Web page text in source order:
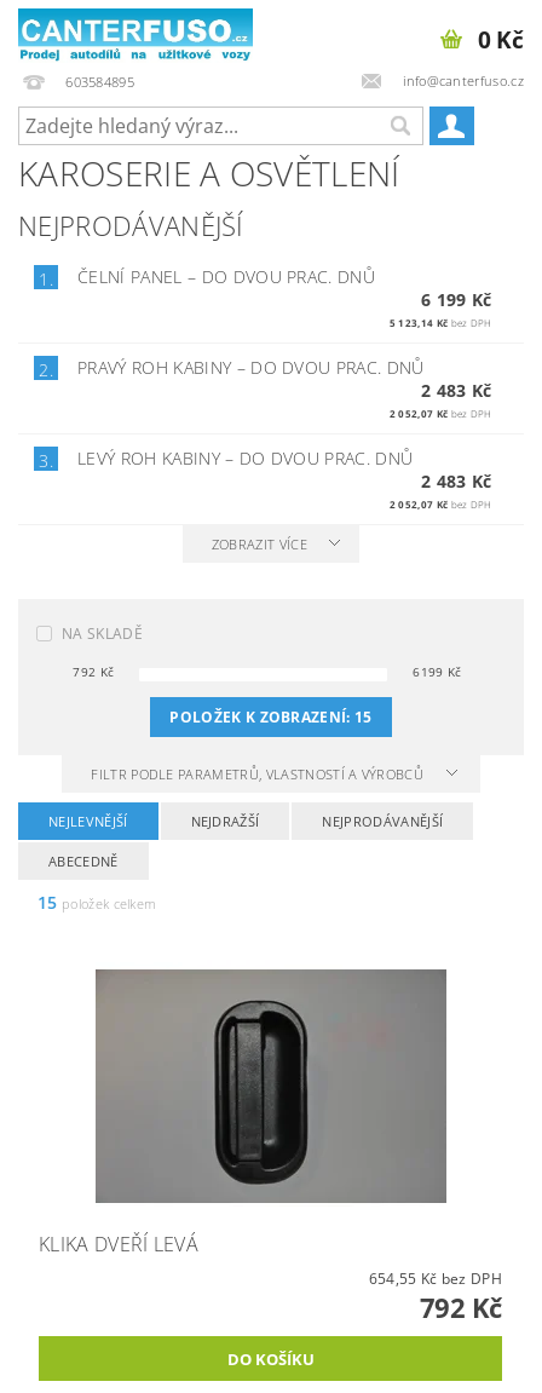
603584895 info@canterfuso.cz
0 Kč
KAROSERIE A OSVĚTLENÍ
NEJPRODÁVANĚJŠÍ
1. ČELNÍ PANEL – DO DVOU PRAC. DNŮ
6 199 Kč
5 123,14 Kč bez DPH
2. PRAVÝ ROH KABINY – DO DVOU PRAC. DNŮ
2 483 Kč
2 052,07 Kč bez DPH
3. LEVÝ ROH KABINY– DO DVOU PRAC. DNŮ
2 483 Kč
2 052,07 Kč bez DPH
ZOBRAZIT VÍCE
NA SKLADĚ
792 Kč 6199 Kč
POLOŽEK K ZOBRAZENÍ: 15
FILTR PODLE PARAMETRŮ, VLASTNOSTÍ A VÝROBCŮ
NEJLEVNĚJŠÍ NEJDRAŽŠÍ NEJPRODÁVANĚJŠÍ
ABECEDNĚ
15 položek celkem
KLIKA DVEŘÍ LEVÁ
654,55 Kč bez DPH
792 Kč